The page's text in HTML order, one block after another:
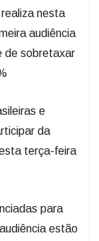
nesta
audiência
de sobretaxar
e
da
terça-feira
para
estão